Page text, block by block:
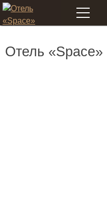
Меню
Отель «Space»